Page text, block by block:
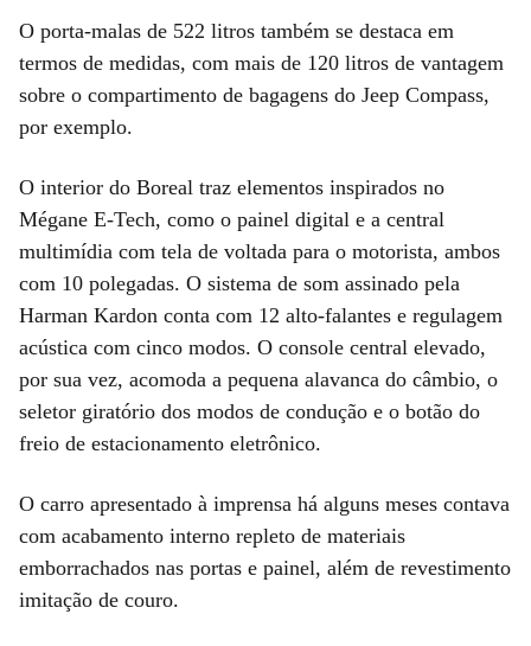
O porta-malas de 522 litros também se destaca em
termos de medidas, com mais de 120 litros de vantagem
sobre o compartimento de bagagens do Jeep Compass,
por exemplo.
O interior do Boreal traz elementos inspirados no
Mégane E-Tech, como o painel digital e a central
multimídia com tela de voltada para o motorista, ambos
com 10 polegadas. O sistema de som assinado pela
Harman Kardon conta com 12 alto-falantes e regulagem
acústica com cinco modos. O console central elevado,
por sua vez, acomoda a pequena alavanca do câmbio, o
seletor giratório dos modos de condução e o botão do
freio de estacionamento eletrônico.
O carro apresentado à imprensa há alguns meses contava
com acabamento interno repleto de materiais
emborrachados nas portas e painel, além de revestimento
imitação de couro.